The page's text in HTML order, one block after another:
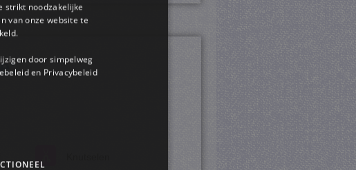
strikt noodzakelijke
van onze website te
door simpelweg
en Privacybeleid